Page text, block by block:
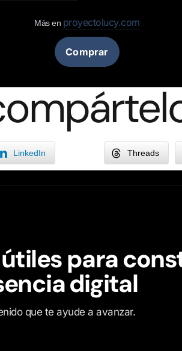
Más en proyectolucy.com
Comprar
LinkedIn Threads
para
digital
que te ayude a avanzar.